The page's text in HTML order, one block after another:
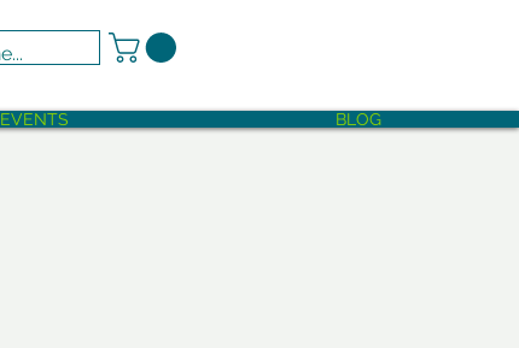
EVENTS BLOG